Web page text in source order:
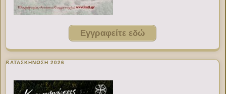
Εγγραφείτε εδώ
ΚΑΤΑΣΚΗΝΩΣΗ 2026